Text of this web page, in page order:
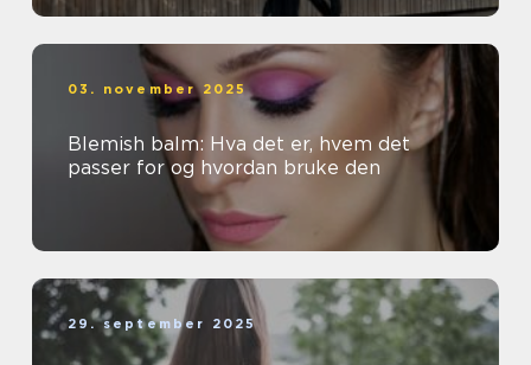
03. november 2025
Blemish balm: Hva det er, hvem det
passer for og hvordan bruke den
29. september 2025